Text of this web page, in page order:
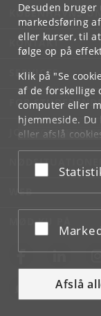
Desuden
markedsføring
eller kurser, til
følge op på
Klik på "Se
af de forskellige
computer eller
hjemmeside.
eller afslå
underCookie-
bunden af hver
Acceptér
Afslå
KØBENHAVNS
KONTAKT
SERVICES
FOR
JOB OG
NØDSITUATIONER
WEB
MØD KU PÅ